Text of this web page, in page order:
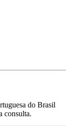
do Brasil
consulta.